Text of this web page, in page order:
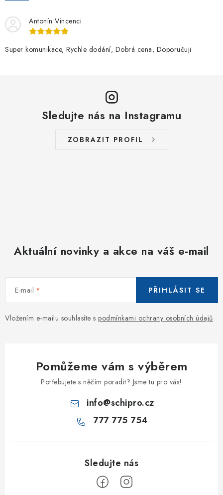
Antonín Vincenci
Super komunikace, Rychle dodání, Dobrá cena, Doporučuji
Sledujte nás na Instagramu
ZOBRAZIT PROFIL
Aktuální novinky a akce na váš e-mail
E-mail
Vložením e-mailu souhlasíte s podmínkami ochrany osobních údajů
PŘIHLÁSIT SE
Pomůžeme vám s výběrem
Potřebujete s něčím poradit? Jsme tu pro vás!
info@schipro.cz
777 775 754